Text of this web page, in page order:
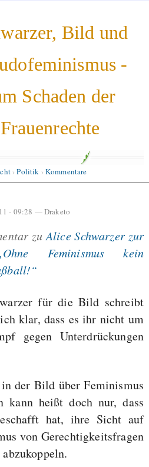
Bild und
-
Schaden der
Frauenrechte
›Politik › Kommentare
- 09:28 —Draketo
zu Alice Schwarzer zur
Feminismus kein
für die Bild schreibt
klar, dass es ihr nicht um
gegen Unterdrückungen
der Bild über Feminismus
kann heißt doch nur, dass
hat, ihre Sicht auf
von Gerechtigkeitsfragen
Beliebte Inhalte
Alsa-Gerät in
einrichten
Eine Million Dollar
Humble Indie Bundle
Wir brauchen
English
Zuletzt angezeigt: